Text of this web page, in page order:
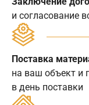
и согласование
Поставка
на ваш объект и
в день поставки